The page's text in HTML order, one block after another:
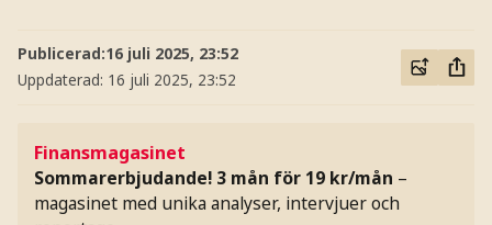
Publicerad:16 juli 2025, 23:52
Uppdaterad: 16 juli 2025, 23:52
Finansmagasinet
Sommarerbjudande! 3 mån för 19 kr/mån –
magasinet med unika analyser, intervjuer och